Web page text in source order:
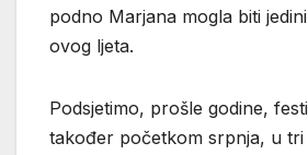
podno Marjana mogla biti
ovog ljeta.
Podsjetimo, prošle godine,
također početkom srpnja, u